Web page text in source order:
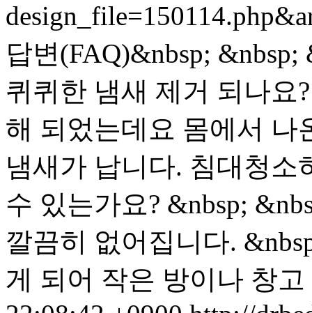
답변(FAQ)&nbsp;
퀴퀴한 냄새 제거 되나요
해 되었는데요 몸에서 나
냄새가 납니다. 침대청
수 있는가요? &nbsp;
깔끔히 없어집니다.
게 되어 작은 방이나 창고